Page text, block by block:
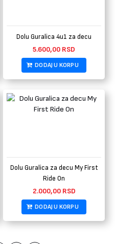
Dolu Guralica 4u1 za decu
5.600,00 RSD
DODAJ U KORPU
Dolu Guralica za decu My First
Ride On
2.000,00 RSD
DODAJ U KORPU